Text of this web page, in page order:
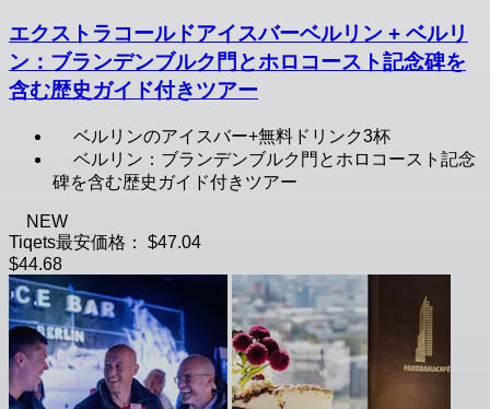
エクストラコールドアイスバーベルリン + ベルリ
ン：ブランデンブルク門とホロコースト記念碑を
含む歴史ガイド付きツアー
ベルリンのアイスバー+無料ドリンク3杯
ベルリン：ブランデンブルク門とホロコースト記念
碑を含む歴史ガイド付きツアー
NEW
Tiqets最安価格：
$47.04
$44.68